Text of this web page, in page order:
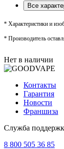
Все
* Характеристики и
* Производитель
Нет в наличии
Контакты
Гарантия
Новости
Франшиза
Служба
8 800 505 36 85